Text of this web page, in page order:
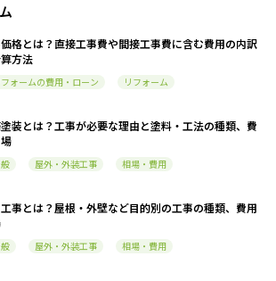
格とは？直接工事費や間接工事費に含む費用の内訳
方法
フォームの費用・ローン リフォーム
装とは？工事が必要な理由と塗料・工法の種類、費
屋外・外装工事 相場・費用
事とは？屋根・外壁など目的別の工事の種類、費用
屋外・外装工事 相場・費用